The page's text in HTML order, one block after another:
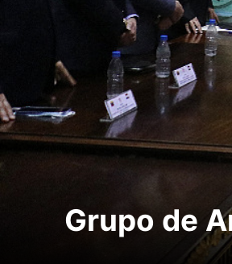
Grupo de